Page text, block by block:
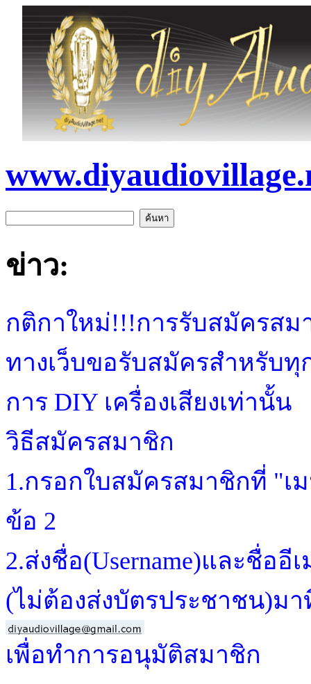
ข่าว:
กติกาใหม่!!!การรับสมัครสม
ทางเว็บขอรับสมัครสำหรับ
การ DIY เครื่องเสียงเท่านั้น
วิธีสมัครสมาชิก
1.กรอกใบสมัครสมาชิกที่ "
ข้อ 2
2.ส่งชื่อ(Username)และชื่อ
(ไม่ต้องส่งบัตรประชาชน)มา
เพื่อทำการอนุมัติสมาชิก